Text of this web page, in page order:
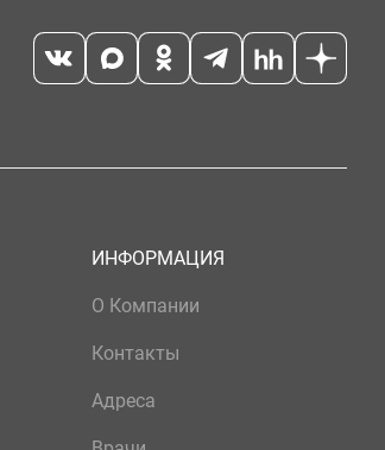
ИНФОРМАЦИЯ
О Компании
Контакты
Адреса